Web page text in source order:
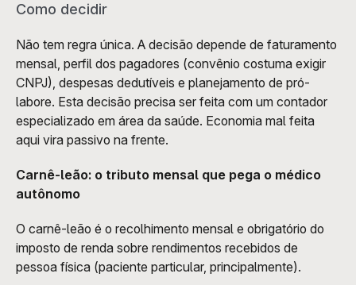
Como decidir
Não tem regra única. A decisão depende de faturamento
mensal, perfil dos pagadores (convênio costuma exigir
CNPJ), despesas dedutíveis e planejamento de pró-
labore. Esta decisão precisa ser feita com um contador
especializado em área da saúde. Economia mal feita
aqui vira passivo na frente.
Carnê-leão: o tributo mensal que pega o médico
autônomo
O carnê-leão é o recolhimento mensal e obrigatório do
imposto de renda sobre rendimentos recebidos de
pessoa física (paciente particular, principalmente).